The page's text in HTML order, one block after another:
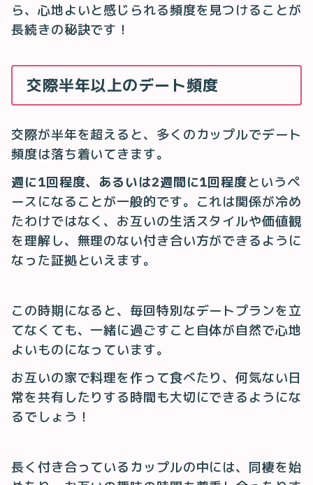
ら、心地よいと感じられる頻度を見つけることが
長続きの秘訣です！
交際半年以上のデート頻度
交際が半年を超えると、多くのカップルでデート
頻度は落ち着いてきます。
週に1回程度、あるいは2週間に1回程度というペ
ースになることが一般的です。これは関係が冷め
たわけではなく、お互いの生活スタイルや価値観
を理解し、無理のない付き合い方ができるように
なった証拠といえます。
この時期になると、毎回特別なデートプランを立
てなくても、一緒に過ごすこと自体が自然で心地
よいものになっています。
お互いの家で料理を作って食べたり、何気ない日
常を共有したりする時間も大切にできるようにな
るでしょう！
長く付き合っているカップルの中には、同棲を始